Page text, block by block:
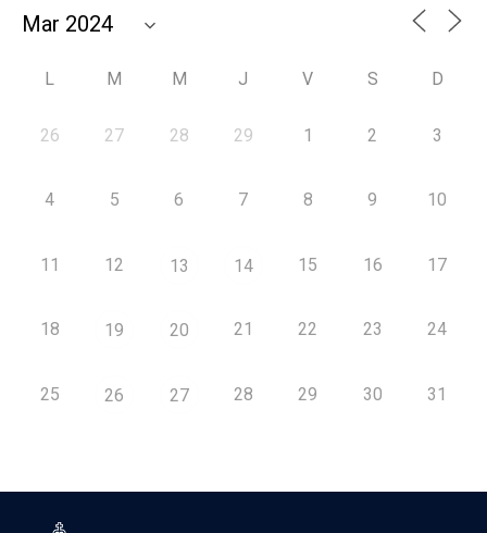
L M M J V S D
26 27 28 29 1 2 3
4 5 6 7 8 9 10
11 12 13 14 15 16 17
18 19 20 21 22 23 24
25 26 27 28 29 30 31